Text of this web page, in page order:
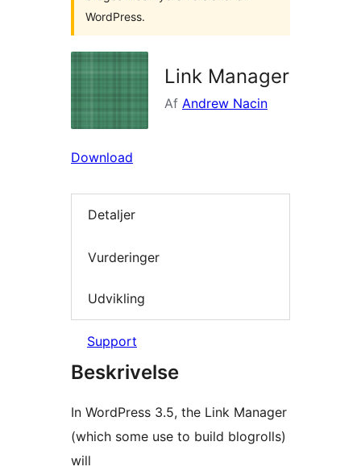
WordPress.
Link Manager
Af Andrew Nacin
Download
Detaljer
Vurderinger
Udvikling
Support
Beskrivelse
In WordPress 3.5, the Link Manager
(which some use to build blogrolls)
will